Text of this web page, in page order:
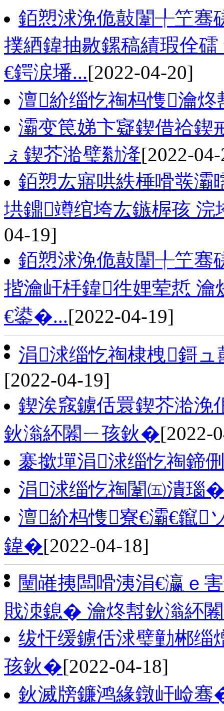
銆愬浗浼佹敼闈╀笁骞
撲綇鍏抽敭鏍稿績瑕佺
€鍔涙墦...[2022-04-20]
澶紒缁忔祹杩愯瀹炵
灞变笢娣卞寲鍥借祫鍥
ぇ鍥芥湁璧勬湰[2022-
銆愬厷寤哄紩棰嗗彂灞
垬鐤竴绾垮厷鏃楃孩
04-19]
銆愬浗浼佹敼闈╀笁骞
揩瀹屽杽鍏徃娌荤悊
€鍙�...[2022-04-19]
涓浗缁忔祹棣栧鎶
[2022-04-19]
鍥涘窛鐪佸睘鍥芥湁浼
鈥滃紑闂ㄧ孩鈥�[2022-
褰撳墠涓浗缁忔祹鍗
涓浗缁忔祹闈㈤潰瑙
澶紒杩愯寮€灞€鑹
鍏�[2022-04-18]
闉嶉挗闆嗗洟涓€瀛ｅ
戝洓鎴� 瀹炵幇鈥滃紑
绂忓缓鐪佸浗璧勭郴缁
孩鈥�[2022-04-18]
鈥滅牓鐮鸿緣鐓屽崄